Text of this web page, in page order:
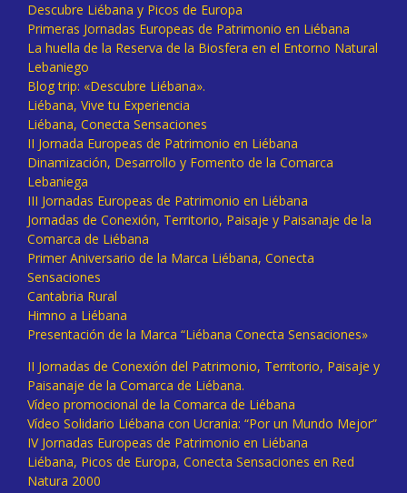
Descubre Liébana y Picos de Europa
Primeras Jornadas Europeas de Patrimonio en Liébana
La huella de la Reserva de la Biosfera en el Entorno Natural
Lebaniego
Blog trip: «Descubre Liébana».
Liébana, Vive tu Experiencia
Liébana, Conecta Sensaciones
II Jornada Europeas de Patrimonio en Liébana
Dinamización, Desarrollo y Fomento de la Comarca
Lebaniega
III Jornadas Europeas de Patrimonio en Liébana
Jornadas de Conexión, Territorio, Paisaje y Paisanaje de la
Comarca de Liébana
Primer Aniversario de la Marca Liébana, Conecta
Sensaciones
Cantabria Rural
Himno a Liébana
Presentación de la Marca “Liébana Conecta Sensaciones»
II Jornadas de Conexión del Patrimonio, Territorio, Paisaje y
Paisanaje de la Comarca de Liébana.
Vídeo promocional de la Comarca de Liébana
Vídeo Solidario Liébana con Ucrania: “Por un Mundo Mejor”
IV Jornadas Europeas de Patrimonio en Liébana
Liébana, Picos de Europa, Conecta Sensaciones en Red
Natura 2000